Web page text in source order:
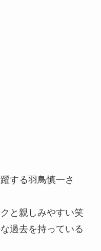
する羽鳥慎一さ
と親しみやすい笑
過去を持っている